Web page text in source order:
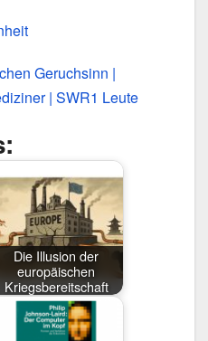
Geruchsinn |
| SWR1 Leute
Die Illusion der
europäischen
Kriegsbereitschaft